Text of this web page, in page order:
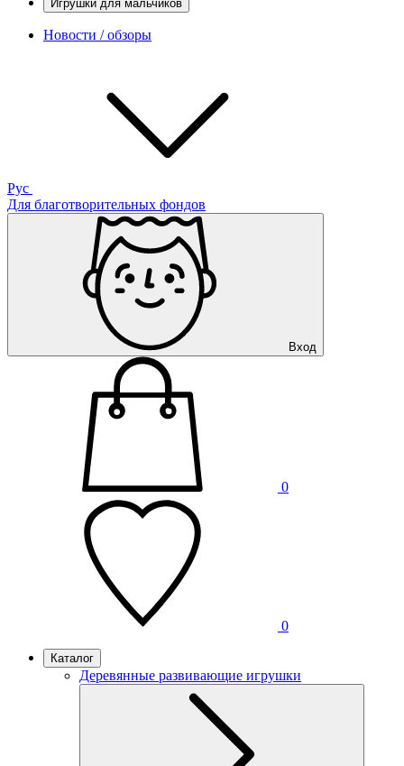
Игрушки для мальчиков
Новости / обзоры
Рус
Для благотворительных фондов
Вход
0
0
Каталог
Деревянные развивающие игрушки